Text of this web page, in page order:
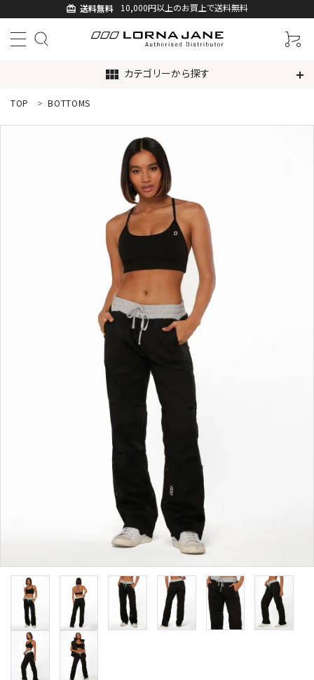
card_giftcard 送料無料 10,000円以上のお買上で送料無料
view_module カテゴリーから探す
ACCOUNT MENU
ようこそ ゲスト 様
新規会員登録
search
TOP BOTTOMS